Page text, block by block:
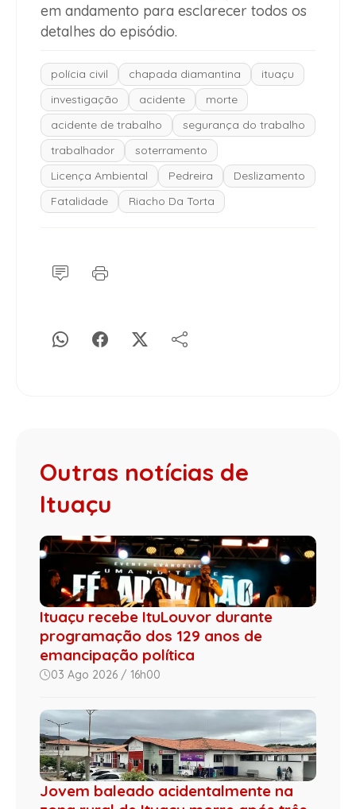
em andamento para esclarecer todos os
detalhes do episódio.
polícia civil chapada diamantina
ituaçu
investigação
acidente
morte
acidente de trabalho
segurança do trabalho
trabalhador
soterramento
Licença Ambiental
Pedreira
Deslizamento
Fatalidade
Riacho Da Torta
Outras notícias de
Ituaçu
Ituaçu recebe ItuLouvor durante
programação dos 129 anos de
emancipação política
03 Ago 2026 / 16h00
Jovem baleado acidentalmente na